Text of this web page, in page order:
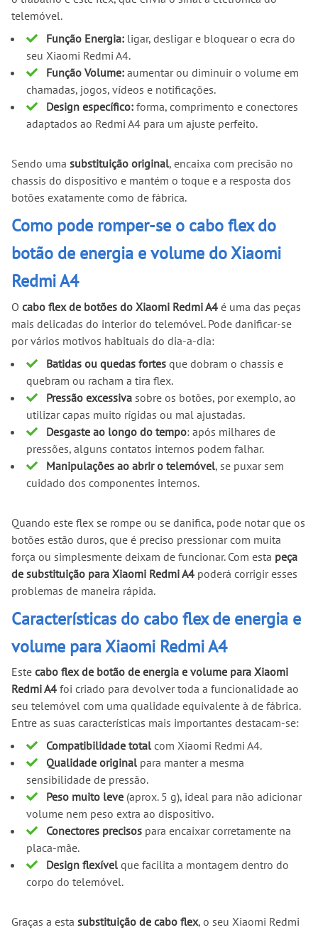
telemóvel.
Função Energia:ligar, desligar e bloquear o ecra do
seu Xiaomi Redmi A4.
Função Volume:aumentar ou diminuir o volume em
chamadas, jogos, vídeos e notificações.
Design específico:forma, comprimento e conectores
adaptados ao Redmi A4 para um ajuste perfeito.
Sendo uma substituição original, encaixa com precisão no
chassis do dispositivo e mantém o toque e a resposta dos
botões exatamente como de fábrica.
Como pode romper-se o cabo flex do
botão de energia e volume do Xiaomi
Redmi A4
O cabo flex de botões do Xiaomi Redmi A4 é uma das peças
mais delicadas do interior do telemóvel. Pode danificar-se
por vários motivos habituais do dia-a-dia:
Batidas ou quedas fortesque dobram o chassis e
quebram ou racham a tira flex.
Pressão excessivasobre os botões, por exemplo, ao
utilizar capas muito rígidas ou mal ajustadas.
Desgaste ao longo do tempo: após milhares de
pressões, alguns contatos internos podem falhar.
Manipulações ao abrir o telemóvel, se puxar sem
cuidado dos componentes internos.
Quando este flex se rompe ou se danifica, pode notar que os
botões estão duros, que é preciso pressionar com muita
força ou simplesmente deixam de funcionar. Com esta peça
de substituição para Xiaomi Redmi A4 poderá corrigir esses
problemas de maneira rápida.
Características do cabo flex de energia e
volume para Xiaomi Redmi A4
Este cabo flex de botão de energia e volume para Xiaomi
Redmi A4 foi criado para devolver toda a funcionalidade ao
seu telemóvel com uma qualidade equivalente à de fábrica.
Entre as suas características mais importantes destacam-se:
Compatibilidade totalcom Xiaomi Redmi A4.
Qualidade originalpara manter a mesma
sensibilidade de pressão.
Peso muito leve(aprox. 5 g), ideal para não adicionar
volume nem peso extra ao dispositivo.
Conectores precisospara encaixar corretamente na
placa-mãe.
Design flexívelque facilita a montagem dentro do
corpo do telemóvel.
Graças a esta substituição de cabo flex, o seu Xiaomi Redmi